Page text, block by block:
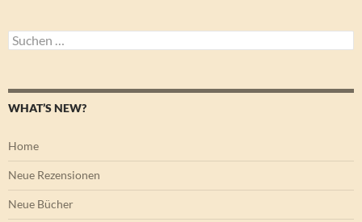
Suchen
nach:
WHAT’S NEW?
Home
Neue Rezensionen
Neue Bücher